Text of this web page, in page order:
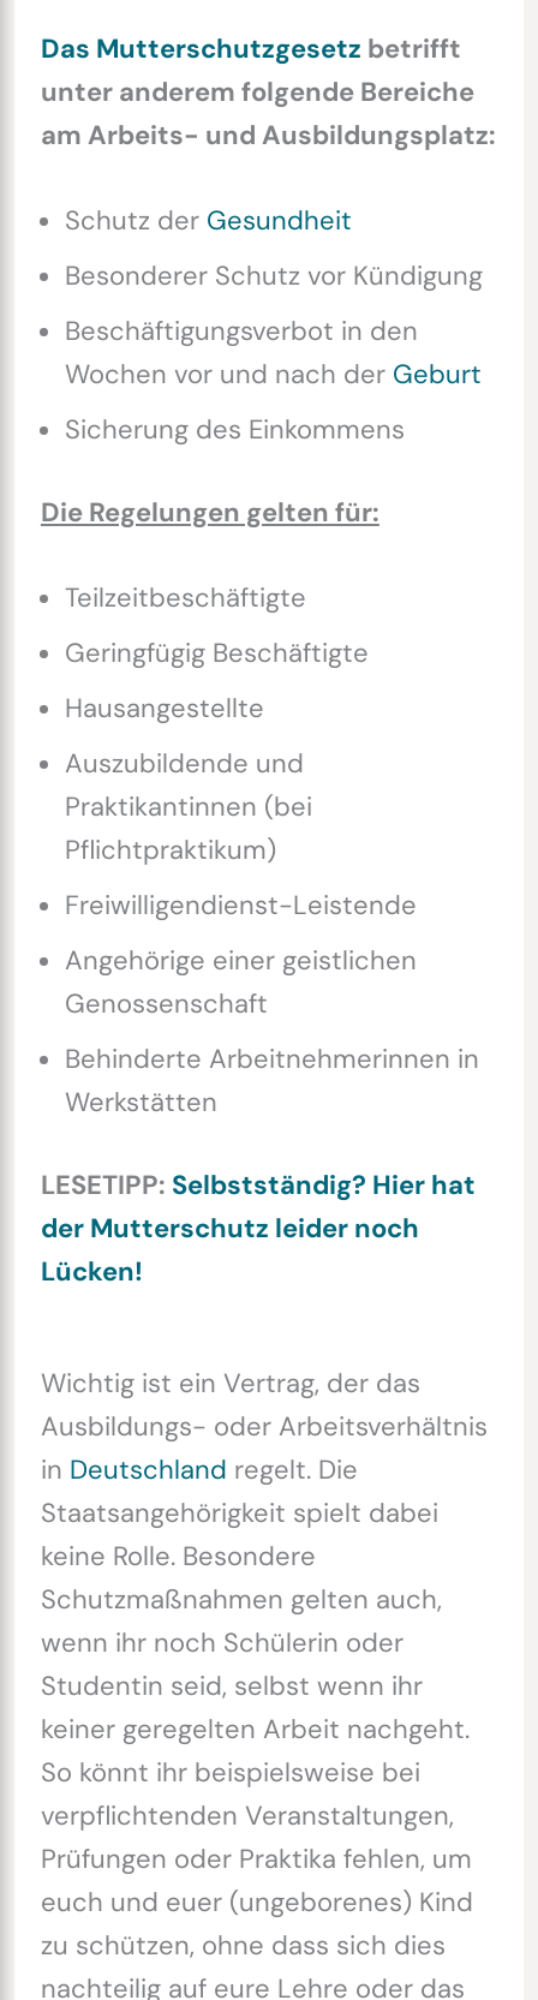
Das Mutterschutzgesetz betrifft
unter anderem folgende Bereiche
am Arbeits- und Ausbildungsplatz:
Schutz der Gesundheit
Besonderer Schutz vor Kündigung
Beschäftigungsverbot in den
Wochen vor und nach der Geburt
Sicherung des Einkommens
Die Regelungen gelten für:
Teilzeitbeschäftigte
Geringfügig Beschäftigte
Hausangestellte
Auszubildende und
Praktikantinnen (bei
Pflichtpraktikum)
Freiwilligendienst-Leistende
Angehörige einer geistlichen
Genossenschaft
Behinderte Arbeitnehmerinnen in
Werkstätten
LESETIPP: Selbstständig? Hier hat
der Mutterschutz leider noch
Lücken!
Wichtig ist ein Vertrag, der das
Ausbildungs- oder Arbeitsverhältnis
in Deutschland regelt. Die
Staatsangehörigkeit spielt dabei
keine Rolle. Besondere
Schutzmaßnahmen gelten auch,
wenn ihr noch Schülerin oder
Studentin seid, selbst wenn ihr
keiner geregelten Arbeit nachgeht.
So könnt ihr beispielsweise bei
verpflichtenden Veranstaltungen,
Prüfungen oder Praktika fehlen, um
euch und euer (ungeborenes) Kind
zu schützen, ohne dass sich dies
nachteilig auf eure Lehre oder das